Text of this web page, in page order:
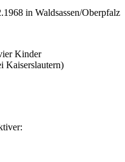
in Waldsassen/Oberpfalz
Kinder
Kaiserslautern)